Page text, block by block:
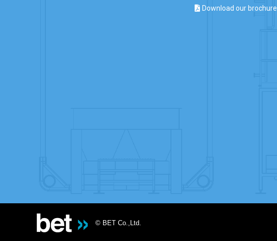
Download our brochure
© BET Co.,Ltd.